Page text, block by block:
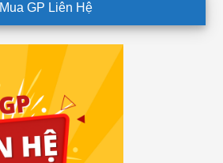
Mua GP Liên Hệ